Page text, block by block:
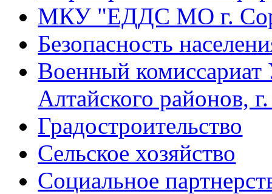
МКУ "ЕДДС МО г.
Безопасность
Военный комиссариат
Алтайского районов,
Градостроительство
Сельское хозяйство
Социальное